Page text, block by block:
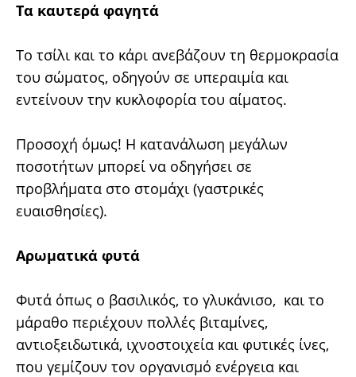
Tα καυτερά φαγητά
Το τσίλι και το κάρι ανεβάζουν τη θερμοκρασία
του σώματος, οδηγούν σε υπεραιμία και
εντείνουν την κυκλοφορία του αίματος.
Προσοχή όμως! H κατανάλωση μεγάλων
ποσοτήτων μπορεί να οδηγήσει σε
προβλήματα στο στομάχι (γαστρικές
ευαισθησίες).
Αρωματικά φυτά
Φυτά όπως ο βασιλικός, το γλυκάνισο, και το
μάραθο περιέχουν πολλές βιταμίνες,
αντιοξειδωτικά, ιχνοστοιχεία και φυτικές ίνες,
που γεμίζουν τον οργανισμό ενέργεια και